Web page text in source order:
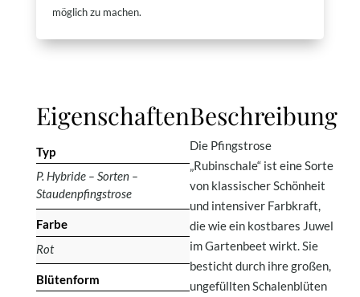
möglich zu machen.
Eigenschaften
Typ
P. Hybride – Sorten –
Staudenpfingstrose
Farbe
Rot
Blütenform
Beschreibung
Die Pfingstrose
„Rubinschale“ ist eine Sorte
von klassischer Schönheit
und intensiver Farbkraft,
die wie ein kostbares Juwel
im Gartenbeet wirkt. Sie
besticht durch ihre großen,
ungefüllten Schalenblüten